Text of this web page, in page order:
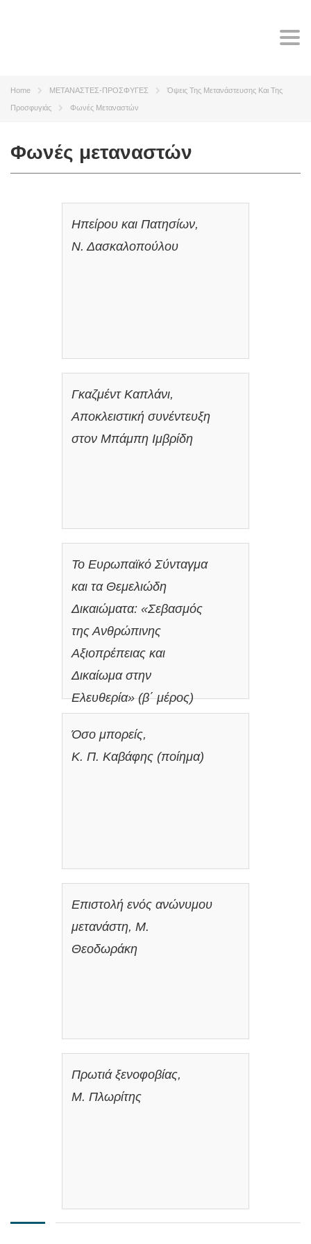
Home ΜΕΤΑΝΑΣΤΕΣ-ΠΡΟΣΦΥΓΕΣ Όψεις Της Μετανάστευσης Και Της
Προσφυγιάς Φωνές Μεταναστών
Φωνές μεταναστών
Ηπείρου και Πατησίων,
Ν. Δασκαλοπούλου
Γκαζμέντ Καπλάνι,
Αποκλειστική συνέντευξη
στον Μπάμπη Ιμβρίδη
Το Ευρωπαϊκό Σύνταγμα
και τα Θεμελιώδη
Δικαιώματα: «Σεβασμός
της Ανθρώπινης
Αξιοπρέπειας και
Δικαίωμα στην
Ελευθερία» (β΄ μέρος)
Όσο μπορείς,
Κ. Π. Καβάφης (ποίημα)
Επιστολή ενός ανώνυμου
μετανάστη, Μ.
Θεοδωράκη
Πρωτιά ξενοφοβίας,
Μ. Πλωρίτης